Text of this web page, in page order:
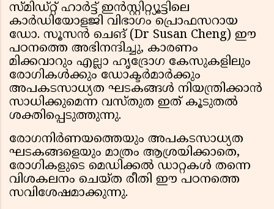
സ്മിഡ്റ്റ് ഹാർട്ട് ഇൻസ്റ്റിറ്റ്യൂട്ടിലെ
കാർഡിയോളജി വിഭാഗം പ്രൊഫസറായ
ഡോ. സൂസൻ ചെങ് (Dr Susan Cheng) ഈ
പഠനത്തെ അഭിനന്ദിച്ചു, കാരണം
മിക്കവാറും എല്ലാ ഹൃദ്രോഗ കേസുകളിലും
രോഗികൾക്കും ഡോക്ടർമാർക്കും
അപകടസാധ്യത ഘടകങ്ങൾ നിയന്ത്രിക്കാൻ
സാധിക്കുമെന്ന വസ്തുത ഇത് കൂടുതൽ
ശക്തിപ്പെടുത്തുന്നു.
രോഗനിർണയത്തെയും അപകടസാധ്യത
ഘടകങ്ങളെയും മാത്രം ആശ്രയിക്കാതെ,
രോഗികളുടെ മെഡിക്കൽ ഡാറ്റകൾ തന്നെ
വിശകലനം ചെയ്ത രീതി ഈ പഠനത്തെ
സവിശേഷമാക്കുന്നു.